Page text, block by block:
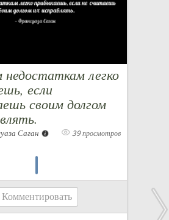
легко
если
своим долгом
Саган 39 просмотров
Комментировать